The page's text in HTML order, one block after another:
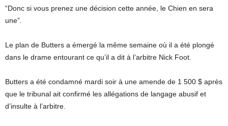
“Donc si vous prenez une décision cette année, le Chien en sera
une”.
Le plan de Butters a émergé la même semaine où il a été plongé
dans le drame entourant ce qu’il a dit à l’arbitre Nick Foot.
Butters a été condamné mardi soir à une amende de 1 500 $ après
que le tribunal ait confirmé les allégations de langage abusif et
d’insulte à l’arbitre.